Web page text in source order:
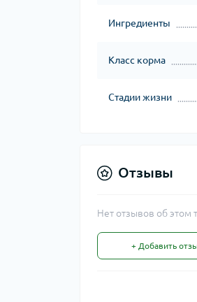
Ингредиенты
Класс корма
Стадии жизни
Отзывы
Нет отзывов об этом
+ Добавить